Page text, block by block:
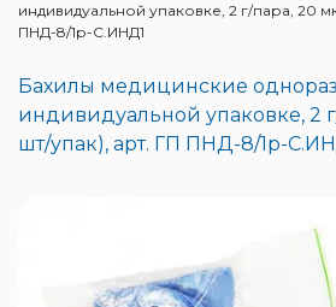
индивидуальной упаковке, 2 г/пара, 20
ПНД-8/1р-С.ИНД1
Бахилы медицинские
индивидуальной упаковке, 2
шт/упак), арт. ГП ПНД-8/1р-